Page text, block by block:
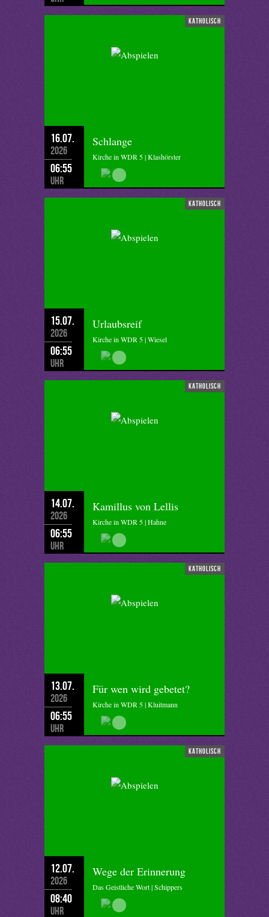
katholisch
16.07.
2026
06:55
Uhr
Schlange
Kirche in WDR 5 | Klashörster
katholisch
15.07.
2026
06:55
Uhr
Urlaubsreif
Kirche in WDR 5 | Wiesel
katholisch
14.07.
2026
06:55
Uhr
Kamillus von Lellis
Kirche in WDR 5 | Hahne
katholisch
13.07.
2026
06:55
Uhr
Für wen wird gebetet?
Kirche in WDR 5 | Kluitmann
katholisch
12.07.
2026
08:40
Uhr
Wege der Erinnerung
Das Geistliche Wort | Schippers